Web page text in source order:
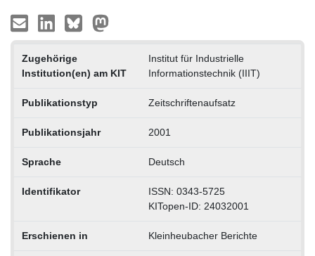
Zugehörige
Institution(en) am KIT
Institut für Industrielle
Informationstechnik (IIIT)
Publikationstyp Zeitschriftenaufsatz
Publikationsjahr 2001
Sprache Deutsch
Identifikator
ISSN: 0343-5725
KITopen-ID: 24032001
Erschienen in Kleinheubacher Berichte